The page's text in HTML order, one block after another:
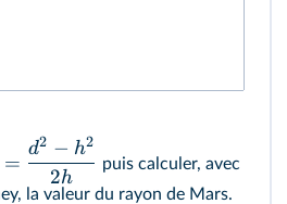
=
2h
d2 − h2
puis calculer, avec
la valeur du rayon de Mars.